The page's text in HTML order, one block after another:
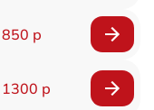
850 р
1300 р